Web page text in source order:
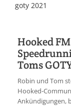
Impressum
Jobs
goty 2021
Hooked
Toms
Robin und Tom
Hooked-
Ankündigungen,